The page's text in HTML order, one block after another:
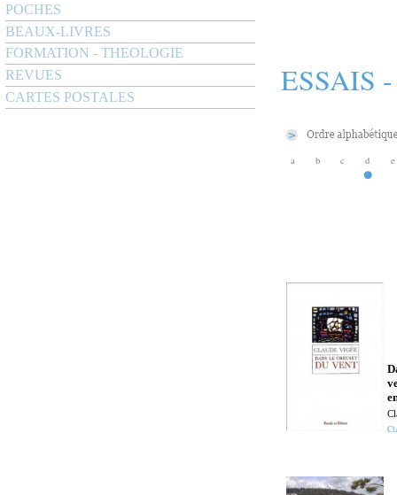
POCHES
BEAUX-LIVRES
FORMATION - THEOLOGIE
REVUES
CARTES POSTALES
ESSAIS
a b c d e